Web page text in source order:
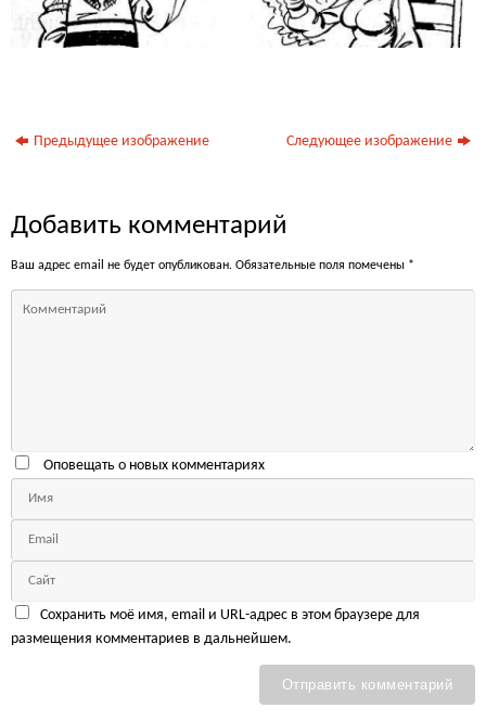
Предыдущее изображение Следующее изображение
Добавить комментарий
Ваш адрес email не будет опубликован. Обязательные поля помечены *
Оповещать о новых комментариях
Сохранить моё имя, email и URL-адрес в этом браузере для
размещения комментариев в дальнейшем.